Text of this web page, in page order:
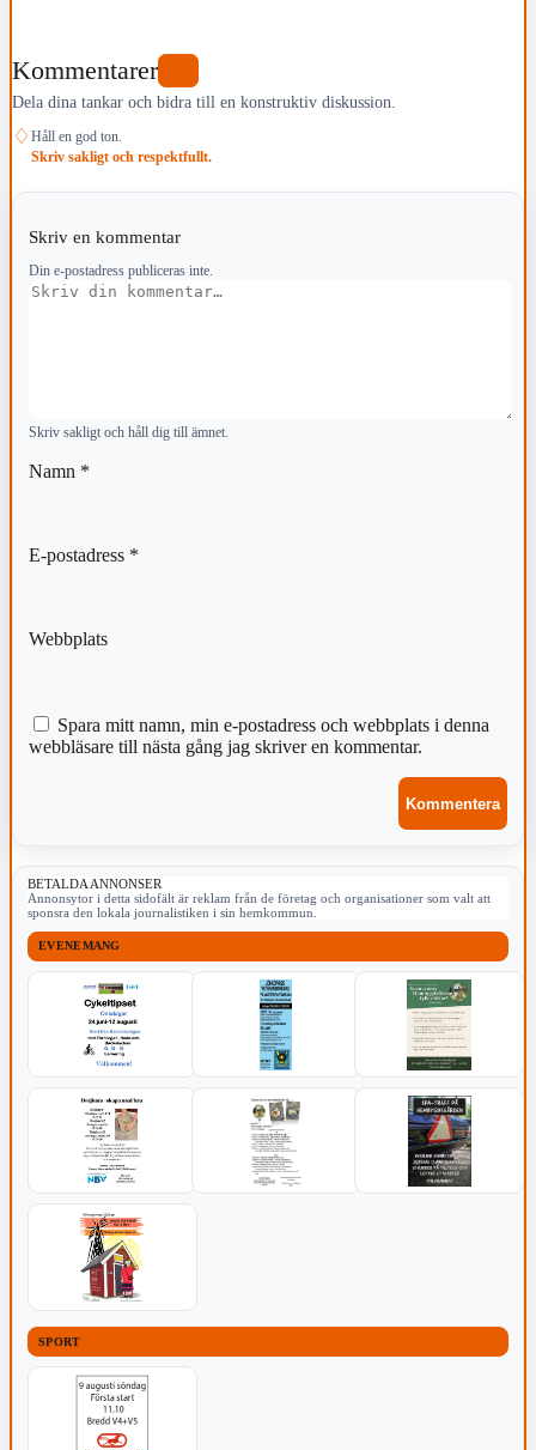
Kommentarer
Dela dina tankar och bidra till en konstruktiv diskussion.
♢ Håll en god ton.
Skriv sakligt och respektfullt.
Skriv en kommentar
Din e-postadress publiceras inte.
Kommentar
Skriv sakligt och håll dig till ämnet.
Namn *
E-postadress *
Webbplats
Spara mitt namn, min e-postadress och webbplats i denna
webbläsare till nästa gång jag skriver en kommentar.
BETALDA ANNONSER
Annonsytor i detta sidofält är reklam från de företag och organisationer som valt att
sponsra den lokala journalistiken i sin hemkommun.
EVENEMANG
SPORT